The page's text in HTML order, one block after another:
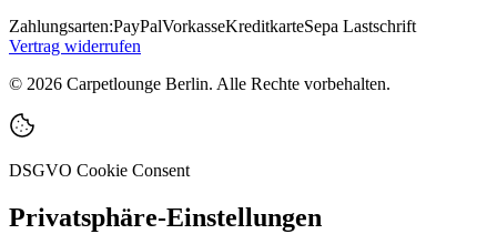
Zahlungsarten:PayPalVorkasseKreditkarteSepa Lastschrift
Vertrag widerrufen
© 2026 Carpetlounge Berlin. Alle Rechte vorbehalten.
DSGVO Cookie Consent
Privatsphäre-Einstellungen